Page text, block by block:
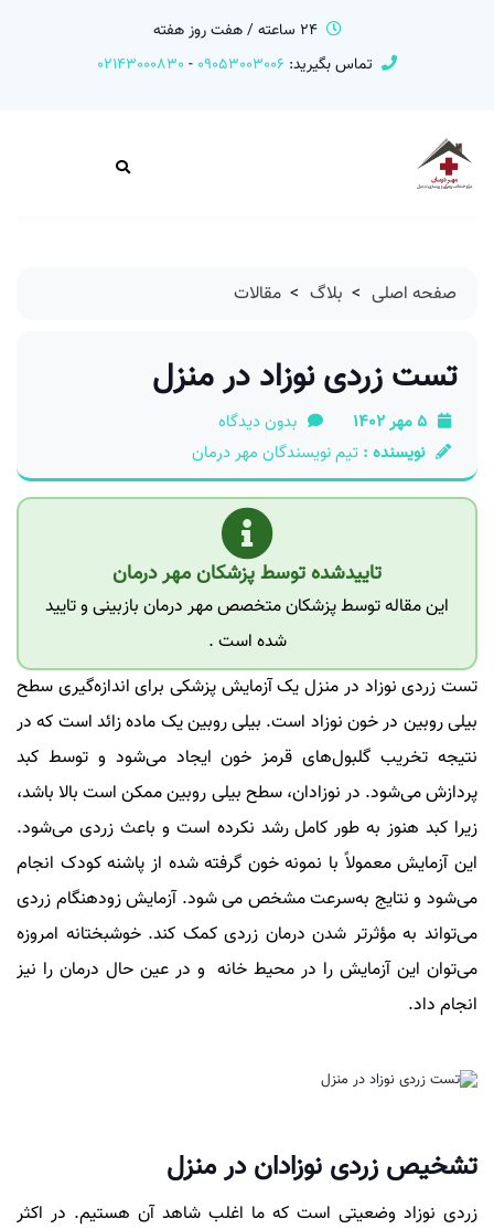
24 ساعته / هفت روز هفته
تماس بگیرید: 09053003006
-
02143000830
صفحه اصلی > بلاگ > مقالات
تست زردی نوزاد در منزل
5 مهر 1402
بدون دیدگاه
نویسنده : تیم نویسندگان مهر درمان
تاییدشده توسط پزشکان مهر درمان
این مقاله توسط پزشکان متخصص مهر درمان بازبینی و تایید
شده است .
تست زردی نوزاد در منزل یک آزمایش پزشکی برای اندازه‌گیری سطح
بیلی روبین در خون نوزاد است. بیلی روبین یک ماده زائد است که در
نتیجه تخریب گلبول‌های قرمز خون ایجاد می‌شود و توسط کبد
پردازش می‌شود. در نوزادان، سطح بیلی روبین ممکن است بالا باشد،
زیرا کبد هنوز به طور کامل رشد نکرده است و باعث زردی می‌شود.
این آزمایش معمولاً با نمونه خون گرفته شده از پاشنه کودک انجام
می‌شود و نتایج به‌سرعت مشخص می شود. آزمایش زودهنگام زردی
می‌تواند به مؤثرتر شدن درمان زردی کمک کند. خوشبختانه امروزه
می‌توان این آزمایش را در محیط خانه و در عین حال درمان را نیز
انجام داد.
تشخیص زردی نوزادان در منزل
زردی نوزاد وضعیتی است که ما اغلب شاهد آن هستیم. در اکثر